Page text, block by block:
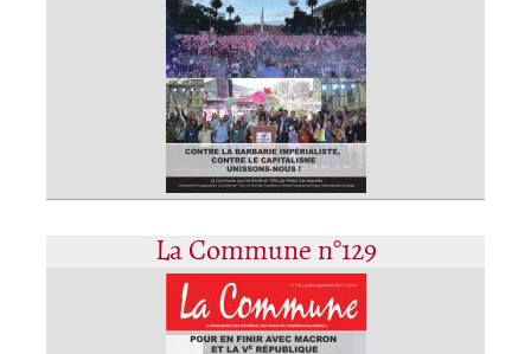
La Commune n°129